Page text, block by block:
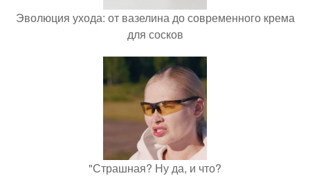
Эволюция ухода: от вазелина до современного крема
для сосков
"Страшная? Ну да, и что?